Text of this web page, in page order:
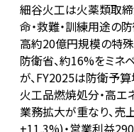
細谷火工は火薬類取締
命・救難・訓練用途の
高約20億円規模の特
防衛省、約16%をミネ
が、FY2025は防衛予
火工品燃焼処分・高
業務拡大が重なり、